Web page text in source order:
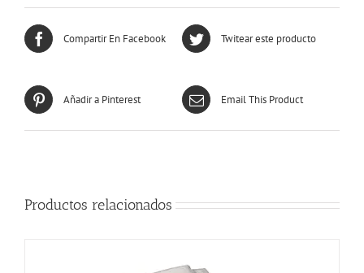
Compartir En Facebook Twitear este producto
Añadir a Pinterest Email This Product
Productos relacionados